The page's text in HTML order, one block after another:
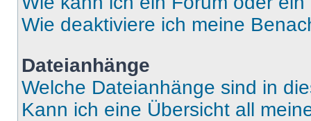
Wie deaktiviere ich meine
Dateianhänge
Welche Dateianhänge sind in
Kann ich eine Übersicht all